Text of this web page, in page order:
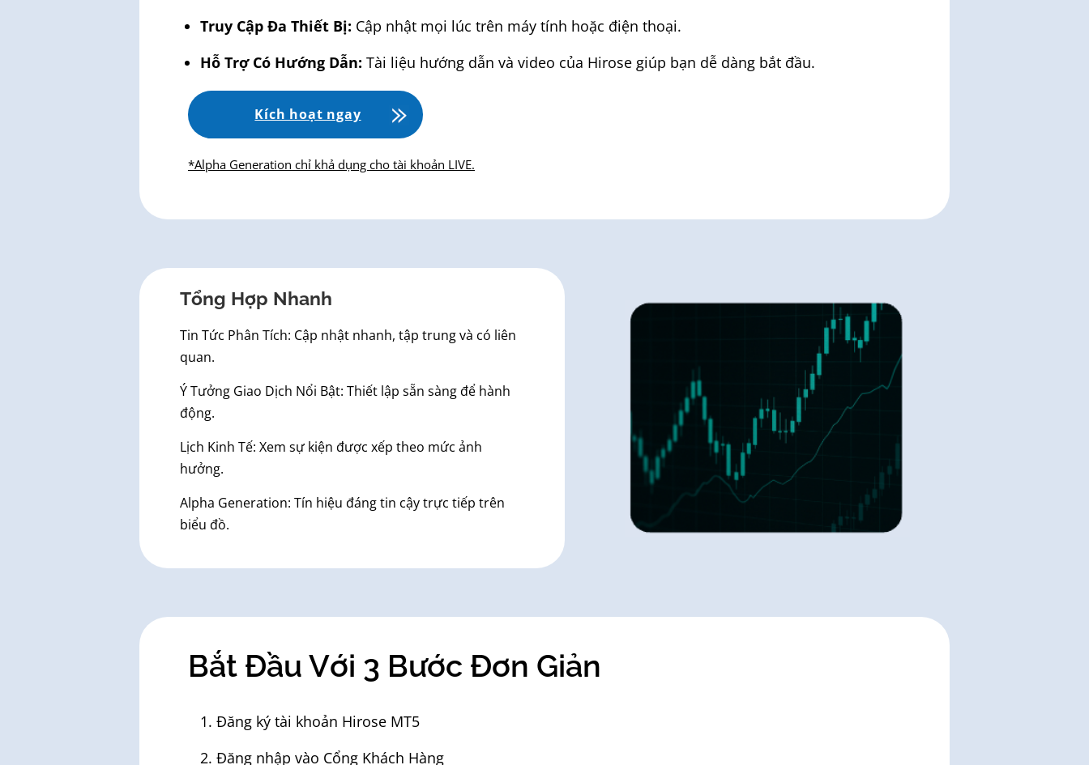
Truy Cập Đa Thiết Bị: Cập nhật mọi lúc trên máy tính hoặc điện thoại.
Hỗ Trợ Có Hướng Dẫn: Tài liệu hướng dẫn và video của Hirose giúp bạn dễ dàng bắt đầu.
Kích hoạt ngay
*Alpha Generation chỉ khả dụng cho tài khoản LIVE.
Tổng Hợp Nhanh
Tin Tức Phân Tích: Cập nhật nhanh, tập trung và có liên
quan.
Ý Tưởng Giao Dịch Nổi Bật: Thiết lập sẵn sàng để hành
động.
Lịch Kinh Tế: Xem sự kiện được xếp theo mức ảnh
hưởng.
Alpha Generation: Tín hiệu đáng tin cậy trực tiếp trên
biểu đồ.
Bắt Đầu Với 3 Bước Đơn Giản
1. Đăng ký tài khoản Hirose MT5
2. Đăng nhập vào Cổng Khách Hàng